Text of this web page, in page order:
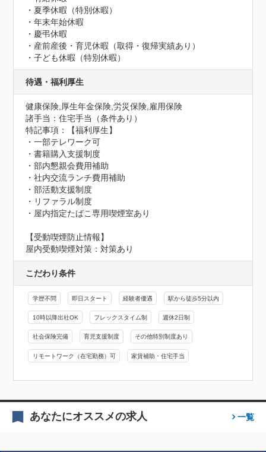
・夏季休暇（特別休暇）
・年末年始休暇
・慶弔休暇
・産前産後・育児休暇（取得・復帰実績あり）
・子ども休暇（特別休暇）
待遇・福利厚生
健康保険,厚生年金保険,労災保険,雇用保険
諸手当：住宅手当（条件あり）
特記事項：【福利厚生】
・一部テレワーク可
・書籍購入支援制度
・部内懇親会費用補助
・社内交流ランチ費用補助
・部活動支援制度
・リファラル制度
・屋内指定たばこ専用喫煙室あり
【受動喫煙防止情報】
屋内受動喫煙対策：対策あり
こだわり条件
学歴不問 即日スタート 経験者優遇 駅から徒歩5分以内
10時以降出社OK フレックスタイム制 週休2日制
社会保険完備 育児支援制度 その他特別制度あり
リモートワーク（在宅勤務）可 家賃補助・住宅手当
あなたにオススメの求人 一覧